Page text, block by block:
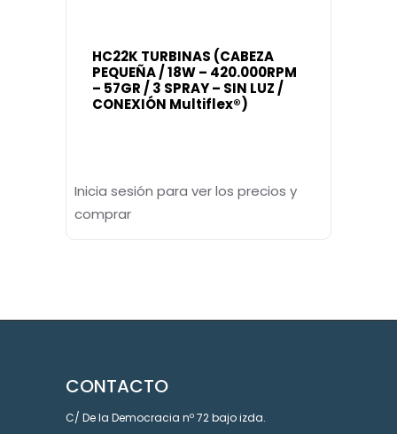
HC22K TURBINAS (CABEZA
PEQUEÑA / 18W – 420.000RPM
– 57GR / 3 SPRAY – SIN LUZ /
CONEXIÓN Multiflex®)
Inicia sesión para ver los precios y
comprar
CONTACTO
C/ De la Democracia nº 72 bajo izda.